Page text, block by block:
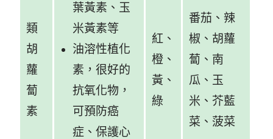
類
胡
蘿
蔔
素
葉黃素、玉
米黃素等
油溶性植化
素，很好的
抗氧化物，
可預防癌
症、保護心
紅、
橙、
黃、
綠
番茄、辣
椒、胡蘿
蔔、南
瓜、玉
米、芥藍
菜、菠菜